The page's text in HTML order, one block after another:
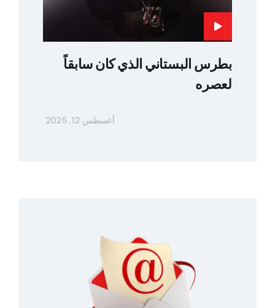
بطرس البستاني الذي كان سابقاً
لعصره
أغسطس 12, 2025